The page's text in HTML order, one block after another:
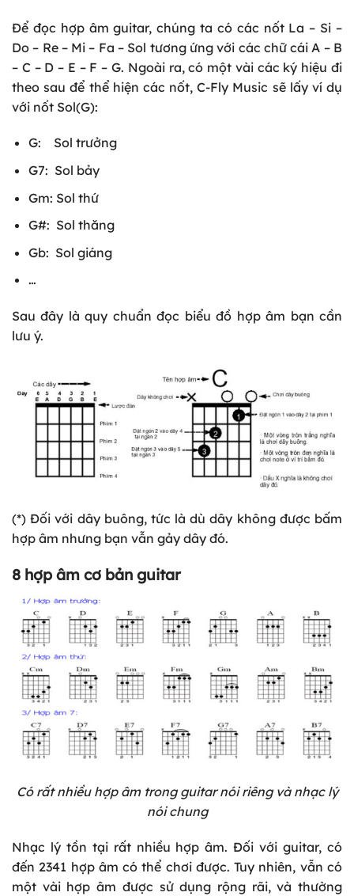
Để đọc hợp âm guitar, chúng ta có các nốt La – Si –
Do – Re – Mi – Fa – Sol tương ứng với các chữ cái A – B
– C – D – E – F – G. Ngoài ra, có một vài các ký hiệu đi
theo sau để thể hiện các nốt, C-Fly Music sẽ lấy ví dụ
với nốt Sol(G):
G: Sol trưởng
G7: Sol bảy
Gm: Sol thứ
G#: Sol thăng
Gb: Sol giáng
…
Sau đây là quy chuẩn đọc biểu đồ hợp âm bạn cần
lưu ý.
(*) Đối với dây buông, tức là dù dây không được bấm
hợp âm nhưng bạn vẫn gảy dây đó.
8 hợp âm cơ bản guitar
Có rất nhiều hợp âm trong guitar nói riêng và nhạc lý
nói chung
Nhạc lý tồn tại rất nhiều hợp âm. Đối với guitar, có
đến 2341 hợp âm có thể chơi được. Tuy nhiên, vẫn có
một vài hợp âm được sử dụng rộng rãi, và thường